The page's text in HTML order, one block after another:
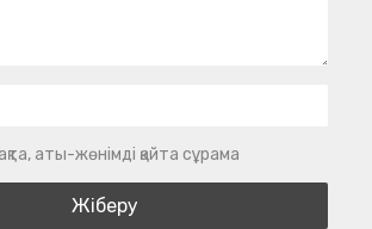
аты-жөнімді қайта сұрама